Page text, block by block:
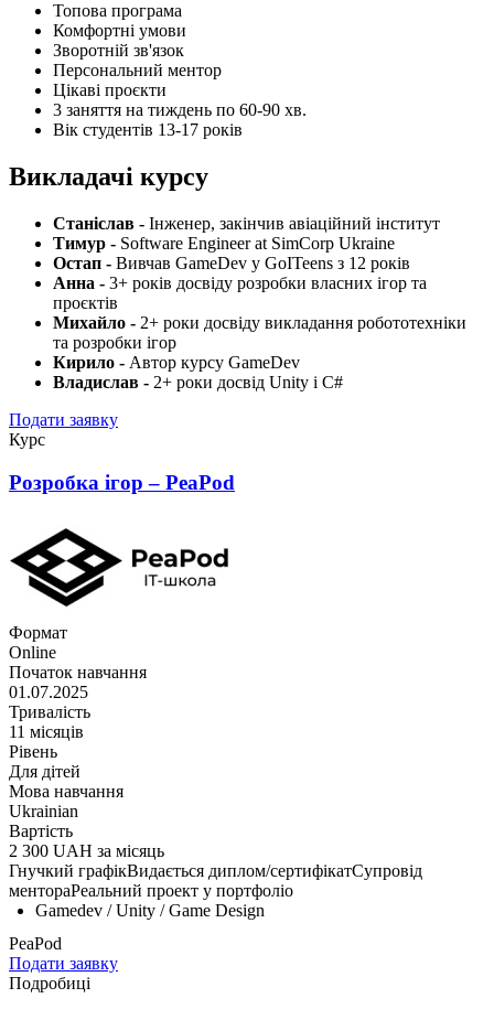
Топова програма
Комфортні умови
Зворотній зв'язок
Персональний ментор
Цікаві проєкти
3 заняття на тиждень по 60-90 хв.
Вік студентів 13-17 років
Викладачі курсу
Станіслав - Інженер, закінчив авіаційний інститут
Тимур - Software Engineer at SimCorp Ukraine
Остап - Вивчав GameDev у GoITeens з 12 років
Анна - 3+ років досвіду розробки власних ігор та
проєктів
Михайло - 2+ роки досвіду викладання робототехніки
та розробки ігор
Кирило - Автор курсу GameDev
Владислав - 2+ роки досвід Unity i C#
Подати заявку
Курс
Розробка ігор – PeaPod
Формат
Online
Початок навчання
01.07.2025
Тривалість
11 місяців
Рівень
Для дітей
Мова навчання
Ukrainian
Вартість
2 300 UAH за місяць
Гнучкий графікВидається диплом/сертифікатСупровід
ментораРеальний проект у портфоліо
Gamedev / Unity / Game Design
PeaPod
Подати заявку
Подробиці